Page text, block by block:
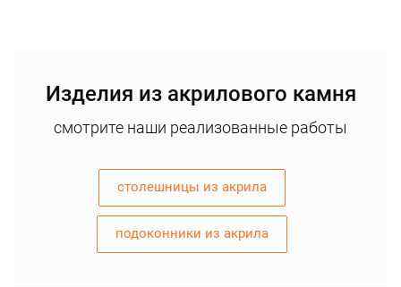
Изделия из акрилового камня
смотрите наши реализованные работы
столешницы из акрила
подоконники из акрила